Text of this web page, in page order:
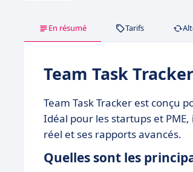
En résumé Tarifs
Team Task
Team Task Tracker est conçu
Idéal pour les startups et
réel et ses rapports avancés.
Quelles sont les